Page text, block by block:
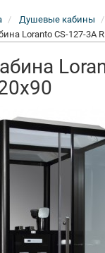
Душевые кабины
Loranto CS-127-3A